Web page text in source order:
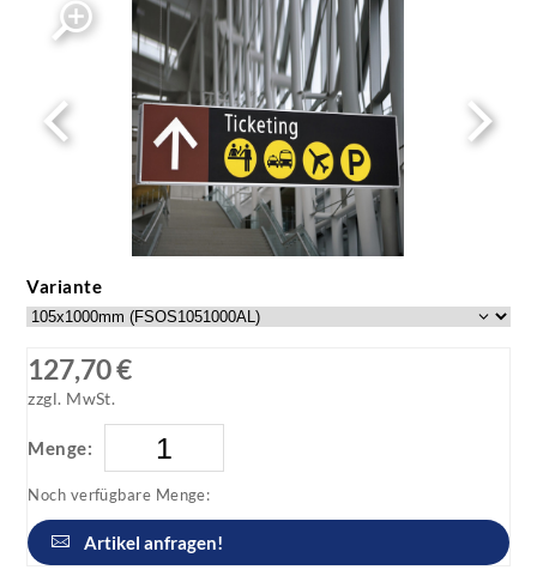
Variante
127,70 €
zzgl. MwSt.
Menge:
Noch verfügbare Menge:
Artikel anfragen!